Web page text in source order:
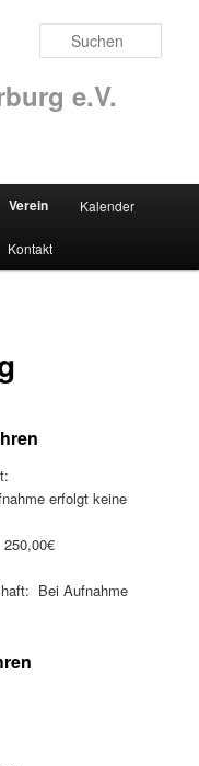
e.V.
Verein Kalender
Kontakt
erfolgt keine
Bei Aufnahme